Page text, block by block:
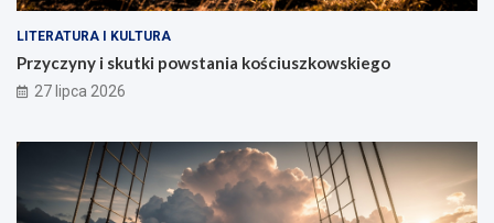
LITERATURA I KULTURA
Przyczyny i skutki powstania kościuszkowskiego
27 lipca 2026